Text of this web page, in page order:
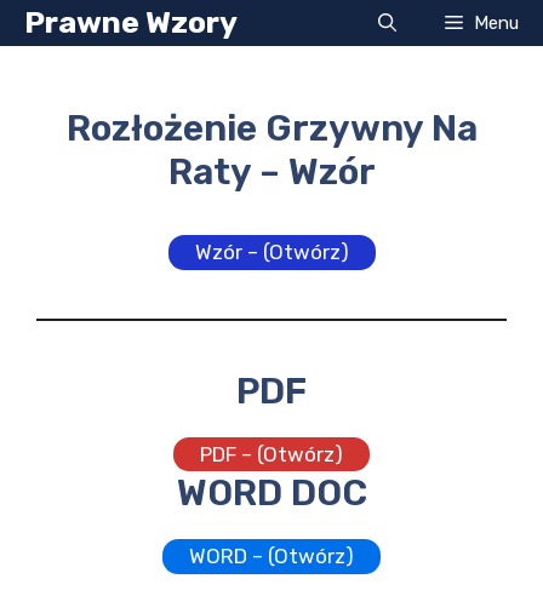
Przejdź
do
Prawne Wzory Menu
Rozłożenie Grzywny Na
Raty – Wzór
Wzór – (Otwórz)
PDF
PDF – (Otwórz)
WORD DOC
WORD – (Otwórz)